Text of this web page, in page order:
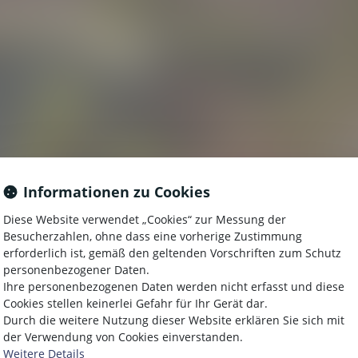
DES CAMPING A
DER
FREIZEITGESTALTUNG
Informationen zu Cookies
Diese Website verwendet „Cookies“ zur Messung der
Besucherzahlen, ohne dass eine vorherige Zustimmung
erforderlich ist, gemäß den geltenden Vorschriften zum Schutz
personenbezogener Daten.
Ihre personenbezogenen Daten werden nicht erfasst und diese
Cookies stellen keinerlei Gefahr für Ihr Gerät dar.
Durch die weitere Nutzung dieser Website erklären Sie sich mit
der Verwendung von Cookies einverstanden.
Weitere Details